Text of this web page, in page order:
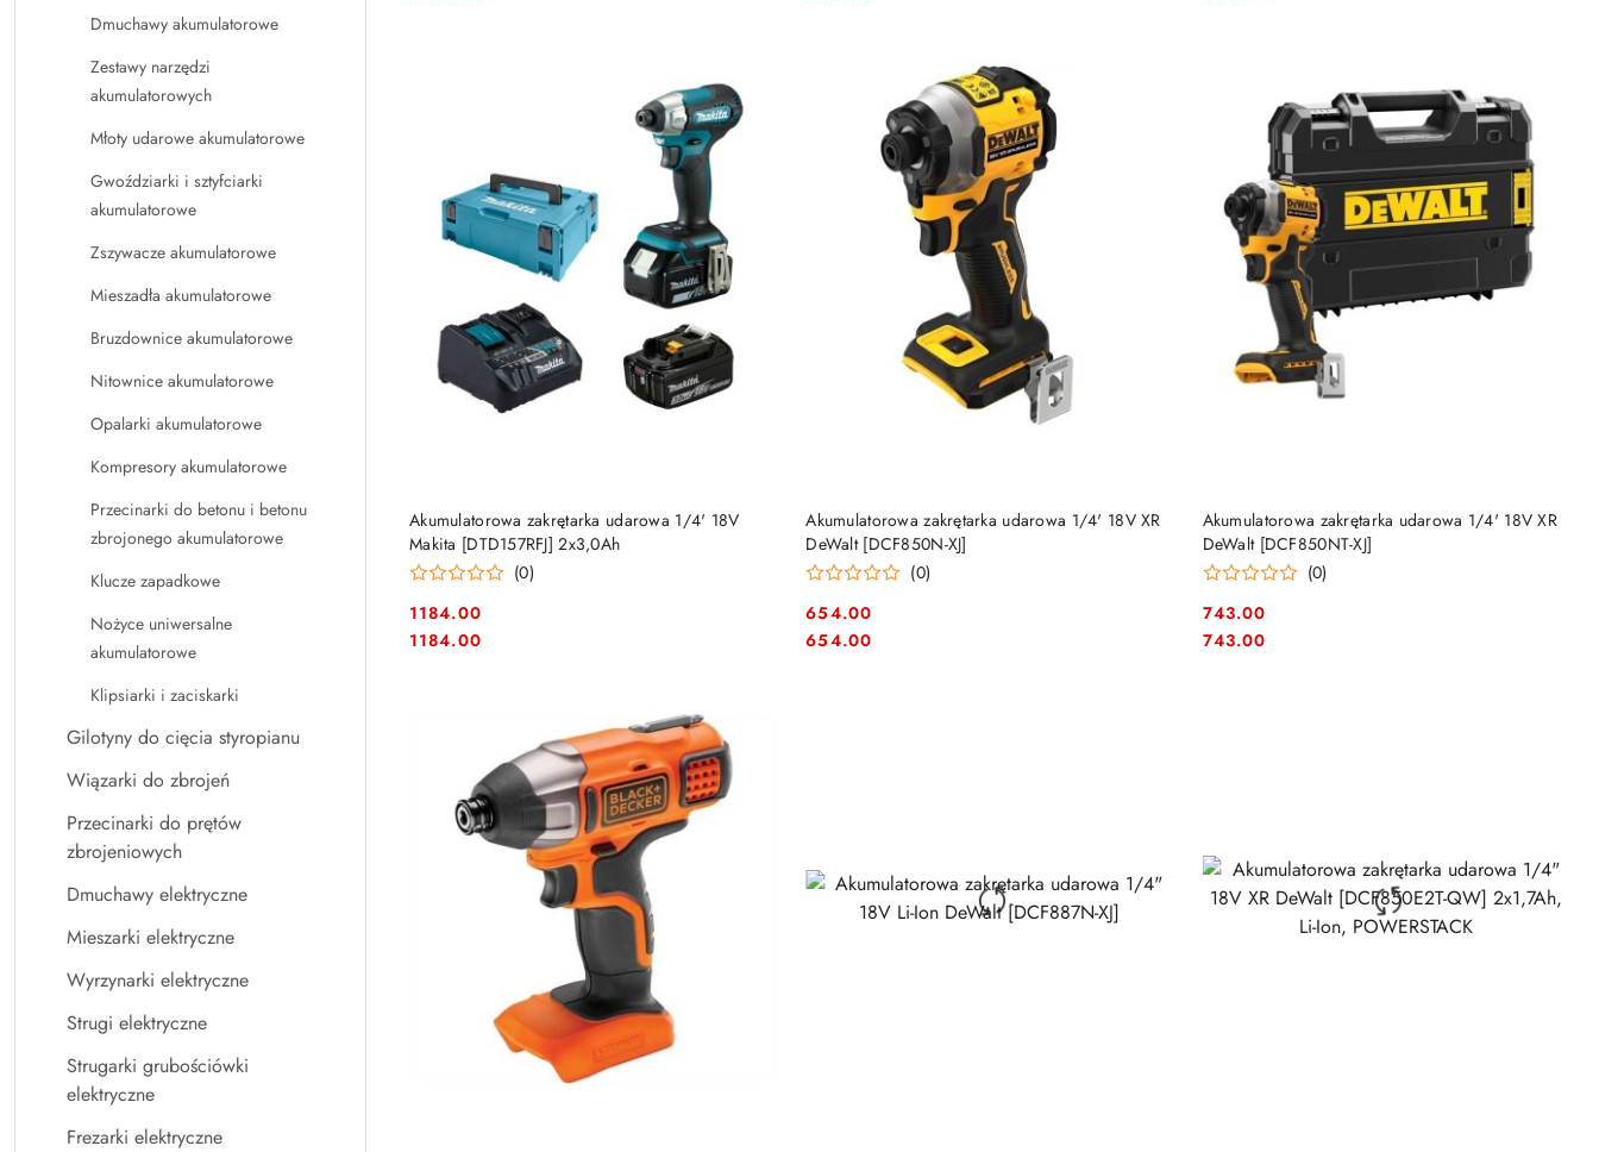
Dmuchawy akumulatorowe
Zestawy narzędzi
akumulatorowych
Młoty udarowe akumulatorowe
Gwoździarki i sztyfciarki
akumulatorowe
Zszywacze akumulatorowe
Mieszadła akumulatorowe
Bruzdownice akumulatorowe
Nitownice akumulatorowe
Opalarki akumulatorowe
Kompresory akumulatorowe
Przecinarki do betonu i betonu
zbrojonego akumulatorowe
Klucze zapadkowe
Nożyce uniwersalne
akumulatorowe
Klipsiarki i zaciskarki
Gilotyny do cięcia styropianu
Wiązarki do zbrojeń
Przecinarki do prętów
zbrojeniowych
Dmuchawy elektryczne
Mieszarki elektryczne
Wyrzynarki elektryczne
Strugi elektryczne
Strugarki grubościówki
elektryczne
Frezarki elektryczne
Akumulatorowa zakrętarka udarowa 1/4' 18V
Makita [DTD157RFJ] 2x3,0Ah
(0)
Cena:
1184.00
Cena:
1184.00
DO KOSZYKA
Akumulatorowa zakrętarka udarowa 1/4' 18V XR
DeWalt [DCF850N-XJ]
(0)
Cena:
654.00
Cena:
654.00
DO KOSZYKA
Akumulatorowa zakrętarka udarowa 1/4' 18V XR
DeWalt [DCF850NT-XJ]
(0)
Cena:
743.00
Cena:
743.00
DO KOSZYKA